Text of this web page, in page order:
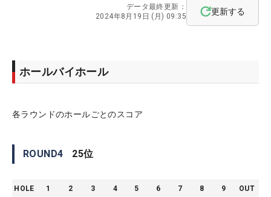
データ最終更新：
2024年8月19日 (月) 09:35
更新する
ホールバイホール
各ラウンドのホールごとのスコア
ROUND4 25位
HOLE 1 2 3 4 5 6 7 8 9 OUT